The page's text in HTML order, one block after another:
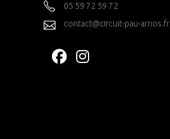
05 59 72 59 72
contact@circuit-pau-arnos.fr